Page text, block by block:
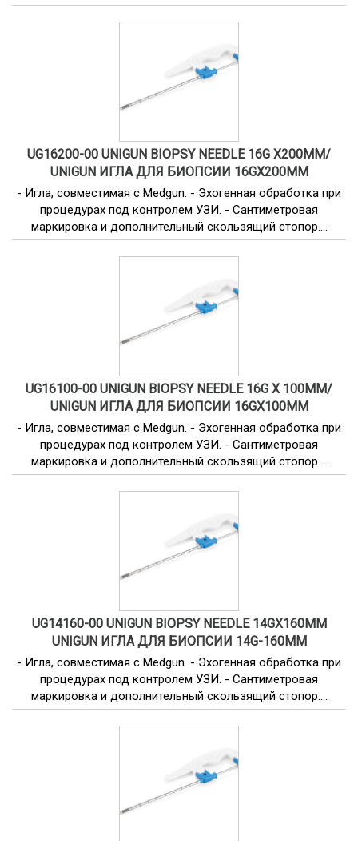
UG16200-00 UNIGUN BIOPSY NEEDLE 16G X200MM/
UNIGUN ИГЛА ДЛЯ БИОПСИИ 16GX200ММ
- Игла, совместимая с Medgun. - Эхогенная обработка при
процедурах под контролем УЗИ. - Сантиметровая
маркировка и дополнительный скользящий стопор....
UG16100-00 UNIGUN BIOPSY NEEDLE 16G X 100MM/
UNIGUN ИГЛА ДЛЯ БИОПСИИ 16GX100MM
- Игла, совместимая с Medgun. - Эхогенная обработка при
процедурах под контролем УЗИ. - Сантиметровая
маркировка и дополнительный скользящий стопор....
UG14160-00 UNIGUN BIOPSY NEEDLE 14GX160MM
UNIGUN ИГЛА ДЛЯ БИОПСИИ 14G-160MM
- Игла, совместимая с Medgun. - Эхогенная обработка при
процедурах под контролем УЗИ. - Сантиметровая
маркировка и дополнительный скользящий стопор....